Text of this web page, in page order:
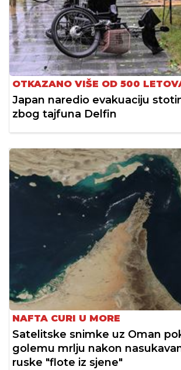
OTKAZANO VIŠE OD 500
Japan naredio evakuaciju
zbog tajfuna Delfin
NAFTA CURI U MORE
Satelitske snimke uz Oman
golemu mrlju nakon
ruske "flote iz sjene"